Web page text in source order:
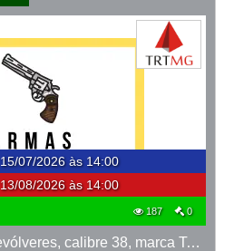
15/07/2026 às 14:00
13/08/2026 às 14:00
187 0
LOTE 22 - 30 (trinta) revólveres, calibre 38, marca Taurus